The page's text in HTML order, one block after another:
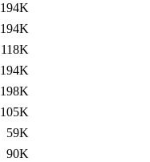
194K
194K
118K
194K
198K
105K
59K
90K